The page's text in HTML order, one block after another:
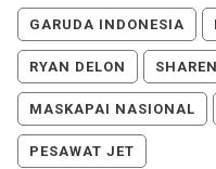
GARUDA INDONESIA
RYAN DELON
MASKAPAI NASIONAL
PESAWAT JET